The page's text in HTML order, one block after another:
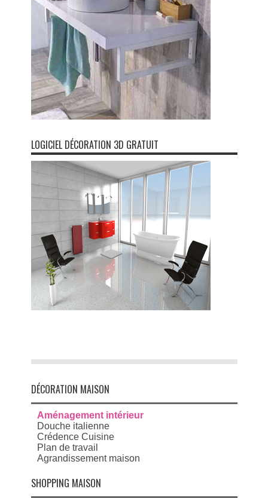
LOGICIEL DÉCORATION 3D GRATUIT
DÉCORATION MAISON
Aménagement intérieur
Douche italienne
Crédence Cuisine
Plan de travail
Agrandissement maison
SHOPPING MAISON